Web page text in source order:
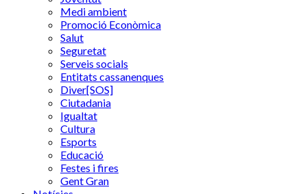
Medi ambient
Promoció Econòmica
Salut
Seguretat
Serveis socials
Entitats cassanenques
Diver[SOS]
Ciutadania
Igualtat
Cultura
Esports
Educació
Festes i fires
Gent Gran